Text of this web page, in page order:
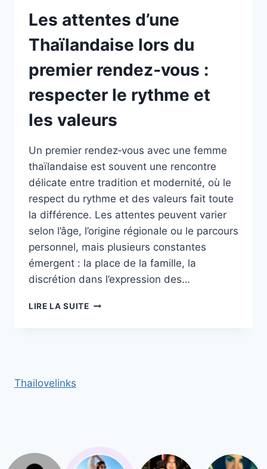
Les attentes d’une
Thaïlandaise lors du
premier rendez‑vous :
respecter le rythme et
les valeurs
Un premier rendez‑vous avec une femme
thaïlandaise est souvent une rencontre
délicate entre tradition et modernité, où le
respect du rythme et des valeurs fait toute
la différence. Les attentes peuvent varier
selon l’âge, l’origine régionale ou le parcours
personnel, mais plusieurs constantes
émergent : la place de la famille, la
discrétion dans l’expression des…
LIRE LA SUITELES
LES
VALEURS
Thailovelinks